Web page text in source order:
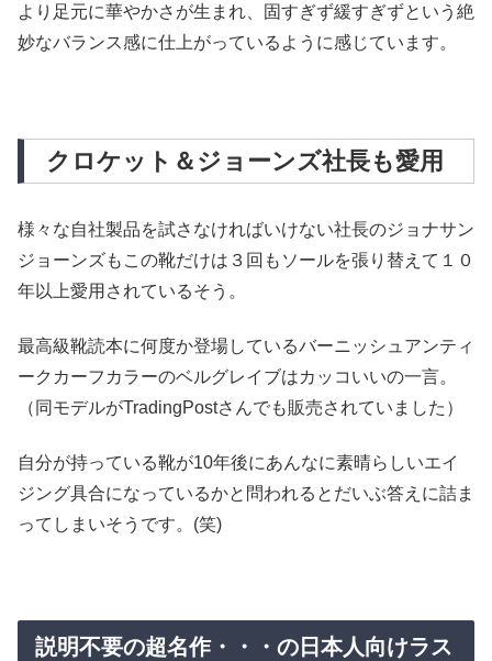
より足元に華やかさが生まれ、固すぎず緩すぎずという絶
妙なバランス感に仕上がっているように感じています。
クロケット＆ジョーンズ社長も愛用
様々な自社製品を試さなければいけない社長のジョナサン
ジョーンズもこの靴だけは３回もソールを張り替えて１０
年以上愛用されているそう。
最高級靴読本に何度か登場しているバーニッシュアンティ
ークカーフカラーのベルグレイブはカッコいいの一言。
（同モデルがTradingPostさんでも販売されていました）
自分が持っている靴が10年後にあんなに素晴らしいエイ
ジング具合になっているかと問われるとだいぶ答えに詰ま
ってしまいそうです。(笑)
説明不要の超名作・・・の日本人向けラス